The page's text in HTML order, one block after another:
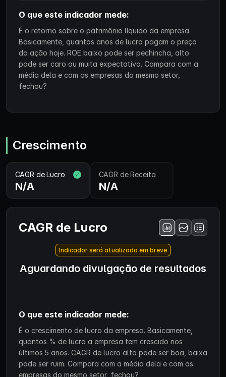
O que este indicador mede:
É o retorno sobre o patrimônio líquido da empresa.
Basicamente, quantos anos de lucro pagam o preço
da ação hoje. ROE baixo pode ser pechincha, alto
pode ser caro ou muita expectativa. Compara com a
média dela e com as empresas do mesmo setor,
fechou?
Crescimento
CAGR de Lucro
N/A
CAGR de Receita
N/A
CAGR de Lucro
Indicador será atualizado em breve
Aguardando divulgação de resultados
O que este indicador mede:
É o crescimento de lucro da empresa. Basicamente,
quantos % de lucro a empresa tem crescido nos
últimos 5 anos. CAGR de lucro alto pode ser boa, baixa
pode ser ruim. Compara com a média dela e com as
empresas do mesmo setor, fechou?